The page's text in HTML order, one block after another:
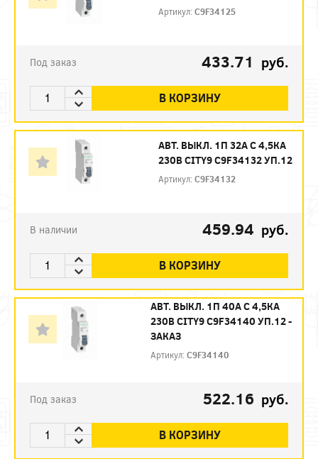
Артикул:C9F34125
Под заказ 433.71 руб.
В КОРЗИНУ
АВТ. ВЫКЛ. 1П 32А С 4,5КА
230В CITY9 C9F34132 УП.12
Артикул:C9F34132
В наличии 459.94 руб.
В КОРЗИНУ
АВТ. ВЫКЛ. 1П 40А С 4,5КА
230В CITY9 C9F34140 УП.12 -
ЗАКАЗ
Артикул:C9F34140
Под заказ 522.16 руб.
В КОРЗИНУ